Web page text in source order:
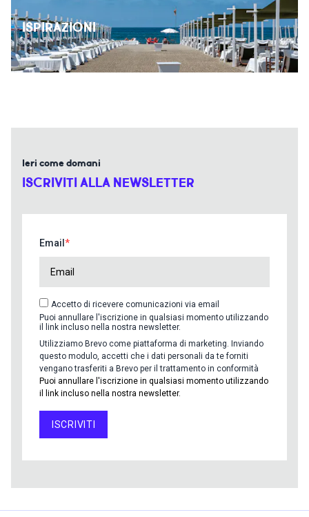
ISPIRAZIONI
Ieri come domani
ISCRIVITI ALLA NEWSLETTER
Email
Accetto di ricevere comunicazioni via email
Puoi annullare l'iscrizione in qualsiasi momento utilizzando
il link incluso nella nostra newsletter.
Utilizziamo Brevo come piattaforma di marketing. Inviando
questo modulo, accetti che i dati personali da te forniti
vengano trasferiti a Brevo per il trattamento in conformità
Puoi annullare l'iscrizione in qualsiasi momento utilizzando
il link incluso nella nostra newsletter.
ISCRIVITI